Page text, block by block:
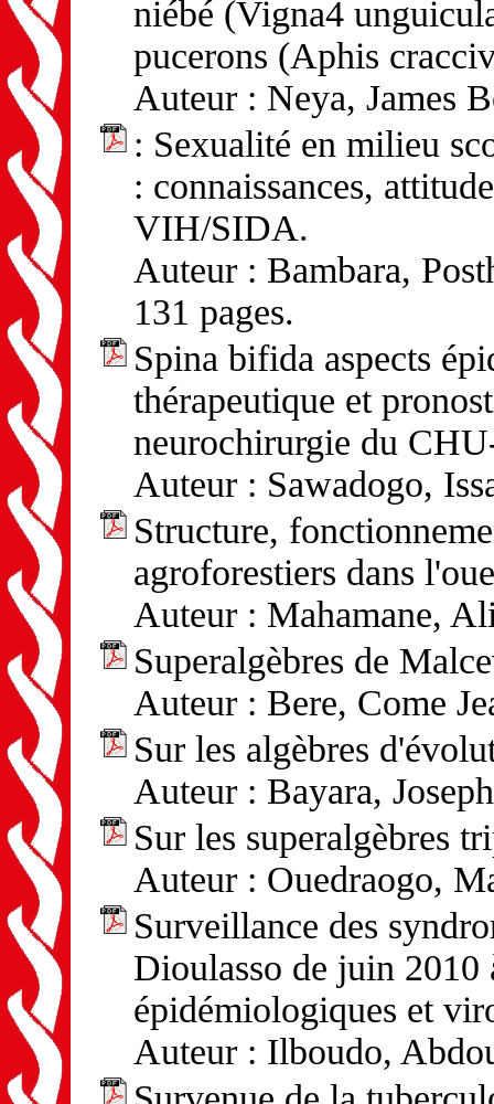
niébé (Vigna4
pucerons (Aphis
Auteur : Neya, James
: Sexualité en milieu
: connaissances,
VIH/SIDA.
Auteur : Bambara,
131 pages.
Spina bifida aspects
thérapeutique et
neurochirurgie du
Auteur : Sawadogo,
Structure,
agroforestiers dans
Auteur : Mahamane,
Superalgèbres de
Auteur : Bere, Come
Sur les algèbres
Auteur : Bayara,
Sur les superalgèbres
Auteur : Ouedraogo,
Surveillance des
Dioulasso de juin 2010
épidémiologiques et
Auteur : Ilboudo,